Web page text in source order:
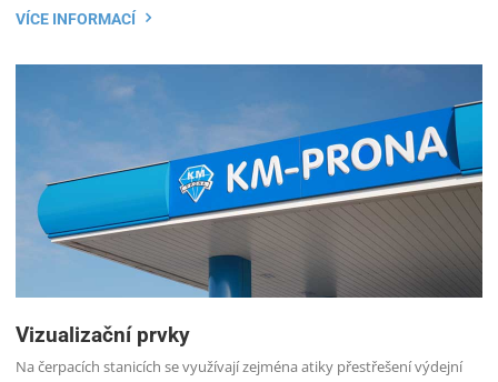
VÍCE INFORMACÍ
Vizualizační prvky
Na čerpacích stanicích se využívají zejména atiky přestřešení výdejní